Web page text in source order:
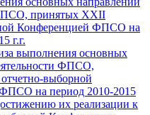
принятых XXII
Конференцией ФПСО на
г.г.
выполнения основных
ФПСО,
выборной
на период 2010-2015
их реализации к